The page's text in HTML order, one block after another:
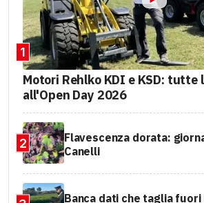
1
Motori Rehlko KDI e KSD: tutte
all'Open Day 2026
2
Flavescenza dorata:
Canelli
Banca dati che taglia fuori